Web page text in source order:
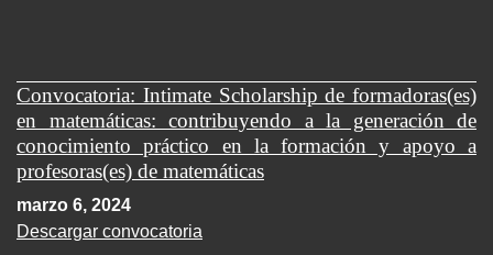
Convocatoria: Intimate Scholarship de formadoras(es)
en matemáticas: contribuyendo a la generación de
conocimiento práctico en la formación y apoyo a
profesoras(es) de matemáticas
marzo 6, 2024
Descargar convocatoria